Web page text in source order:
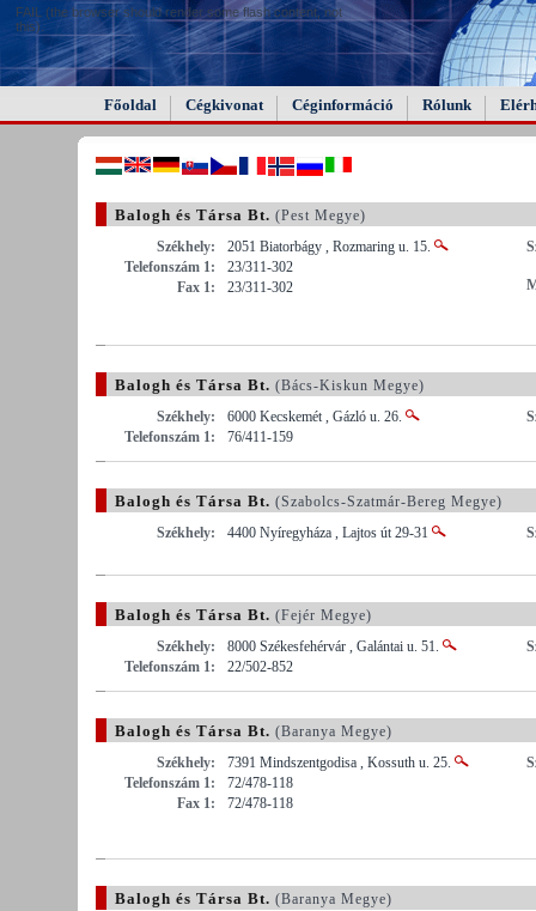
FAIL (the browser should render some flash content, not
this).
Főoldal Cégkivonat Céginformáció Rólunk
Balogh és Társa Bt. (Pest Megye)
Székhely:
2051 Biatorbágy , Rozmaring u. 15.
Telefonszám 1:
23/311-302
Fax 1:
23/311-302
Balogh és Társa Bt. (Bács-Kiskun Megye)
Székhely:
6000 Kecskemét , Gázló u. 26.
Telefonszám 1:
76/411-159
Balogh és Társa Bt. (Szabolcs-Szatmár-Bereg Megye)
Székhely:
4400 Nyíregyháza , Lajtos út 29-31
Balogh és Társa Bt. (Fejér Megye)
Székhely:
8000 Székesfehérvár , Galántai u. 51.
Telefonszám 1:
22/502-852
Balogh és Társa Bt. (Baranya Megye)
Székhely:
7391 Mindszentgodisa , Kossuth u. 25.
Telefonszám 1:
72/478-118
Fax 1:
72/478-118
Balogh és Társa Bt. (Baranya Megye)